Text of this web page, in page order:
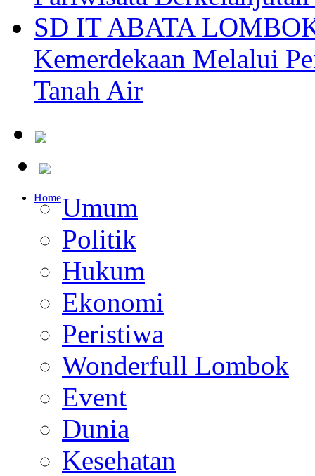
SD IT ABATA
Kemerdekaan Melalui
Tanah Air
HomeUmum
Politik
Hukum
Ekonomi
Peristiwa
Wonderfull Lombok
Event
Dunia
Kesehatan